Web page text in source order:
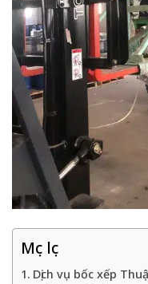
Mục lục
Dịch vụ bốc xếp